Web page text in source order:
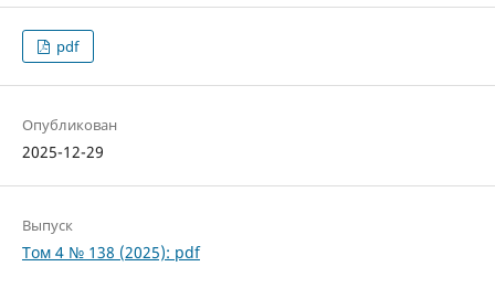
pdf
Опубликован
2025-12-29
Выпуск
Том 4 № 138 (2025): pdf